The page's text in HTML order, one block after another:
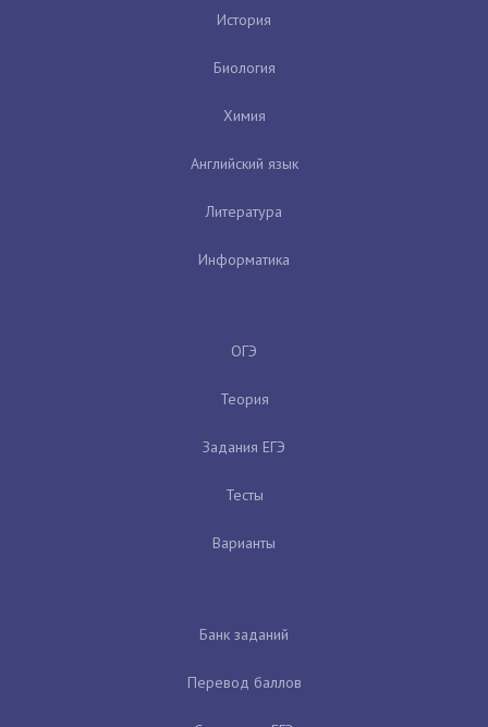
История
Биология
Химия
Английский язык
Литература
Информатика
ОГЭ
Теория
Задания ЕГЭ
Тесты
Варианты
Банк заданий
Перевод баллов